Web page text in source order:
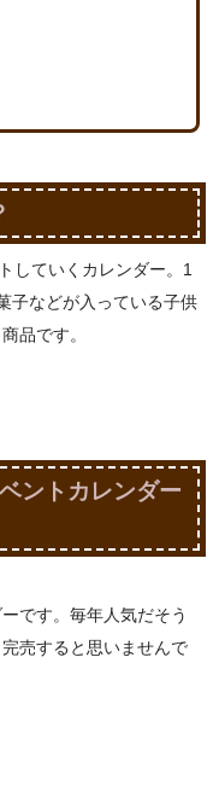
していくカレンダー。1
子などが入っている子供
品です。
ントカレンダー
です。毎年人気だそう
売すると思いませんで